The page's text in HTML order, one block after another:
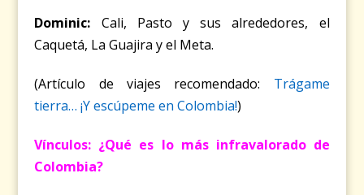
Dominic: Cali, Pasto y sus alrededores, el
Caquetá, La Guajira y el Meta.
(Artículo de viajes recomendado: Trágame
tierra… ¡Y escúpeme en Colombia!)
Vínculos: ¿Qué es lo más infravalorado de
Colombia?